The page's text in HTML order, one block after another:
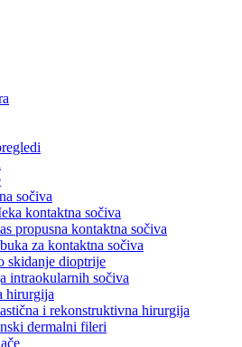
sočiva
kontaktna sočiva
propusna kontaktna sočiva
za kontaktna sočiva
skidanje dioptrije
intraokularnih sočiva
hirurgija
i rekonstruktivna hirurgija
dermalni fileri